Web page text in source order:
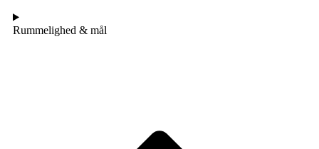
Rummelighed & mål